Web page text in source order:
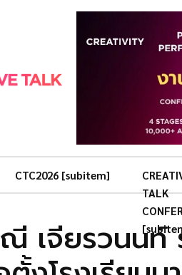
CTC2026 [subitem]
TALK
เจียรวนน